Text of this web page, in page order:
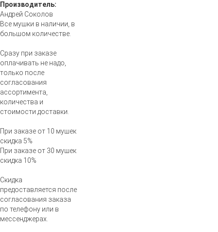
Производитель:
Андрей Соколов
Все мушки в наличии, в
большом количестве.
Сразу при заказе
оплачивать не надо,
только после
согласования
ассортимента,
количества и
стоимости доставки.
При заказе от 10 мушек
скидка 5%
При заказе от 30 мушек
скидка 10%
Скидка
предоставляется после
согласования заказа
по телефону или в
мессенджерах.